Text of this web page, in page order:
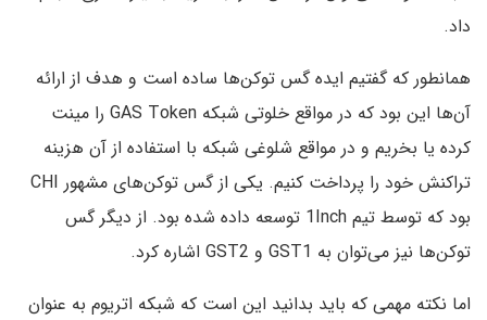
داد.
همانطور که گفتیم ایده گس توکن‌ها ساده است و هدف از ارائه
آن‌‌ها این بود که در مواقع خلوتی شبکه GAS Token را مینت
کرده یا بخریم و در مواقع شلوغی شبکه با استفاده از آن هزینه
تراکنش خود را پرداخت کنیم. یکی از گس توکن‌های مشهور CHI
بود که توسط تیم 1Inch توسعه داده شده بود. از دیگر گس
توکن‌ها نیز می‌توان به GST1 و GST2 اشاره کرد.
اما نکته مهمی که باید بدانید این است که شبکه اتریوم به عنوان